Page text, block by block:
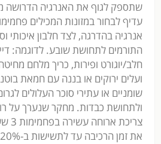
שתספק לגוף את האנרגיה הדרושה
עדיף לבחור במזונות המכילים
אנרגיה בהדרגה, לצד חלבון איכותי
התורמים לתחושת שובע. לדוגמה:
חלב/יוגורט ופירות, כריך מלחם
ועלים ירוקים או בננה עם חמאת
שומניים או עתירי סוכר העלולים
ולתחושת כבדות. מחקר שנערך על
את זמן הרכיבה עד לתשישות ב-20% בהשוואה לצום.